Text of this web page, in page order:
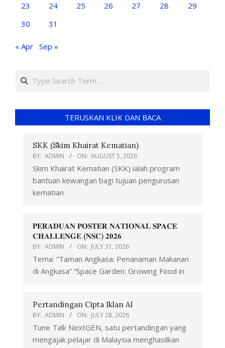
23
24 25 26 27 28
29
30
31
« Apr Sep »
TERUSKAN KLIK DAN BACA
SKK (Skim Khairat Kematian)
BY: ADMIN ON: AUGUST 5, 2026
Skim Khairat Kematian (SKK) ialah program
bantuan kewangan bagi tujuan pengurusan
kematian
𝐏𝐄𝐑𝐀𝐃𝐔𝐀𝐍 𝐏𝐎𝐒𝐓𝐄𝐑 𝐍𝐀𝐓𝐈𝐎𝐍𝐀𝐋 𝐒𝐏𝐀𝐂𝐄
𝐂𝐇𝐀𝐋𝐋𝐄𝐍𝐆𝐄 (𝐍𝐒𝐂) 𝟐𝟎𝟐𝟔
BY: ADMIN ON: JULY 31, 2026
Tema: “Taman Angkasa: Penanaman Makanan
di Angkasa” “Space Garden: Growing Food in
Pertandingan Cipta Iklan AI
BY: ADMIN ON: JULY 28, 2026
Tune Talk NextGEN, satu pertandingan yang
mengajak pelajar di Malaysia menghasilkan